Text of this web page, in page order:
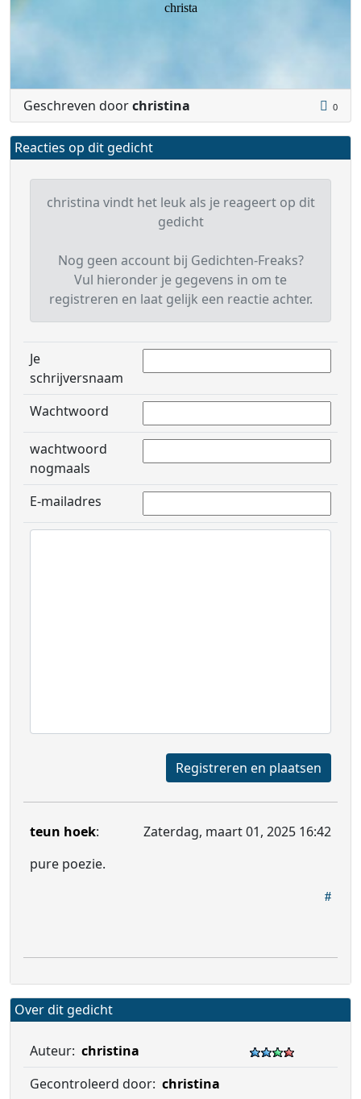
christa
Geschreven doorchristina 0
Reacties op dit gedicht
christina vindt het leuk als je reageert op dit
gedicht
Nog geen account bij Gedichten-Freaks?
Vul hieronder je gegevens in om te
registreren en laat gelijk een reactie achter.
Je
schrijversnaam
Wachtwoord
wachtwoord
nogmaals
E-mailadres
Registreren en plaatsen
teun hoek:
Zaterdag, maart 01, 2025 16:42
pure poezie.
Over dit gedicht
Auteur: christina
Gecontroleerd door: christina